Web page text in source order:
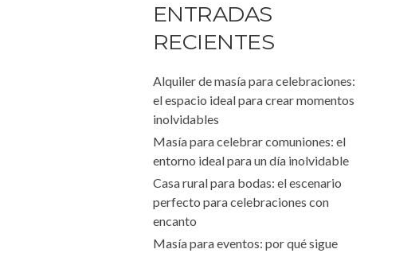
ENTRADAS
RECIENTES
Alquiler de masía para celebraciones:
el espacio ideal para crear momentos
inolvidables
Masía para celebrar comuniones: el
entorno ideal para un día inolvidable
Casa rural para bodas: el escenario
perfecto para celebraciones con
encanto
Masía para eventos: por qué sigue